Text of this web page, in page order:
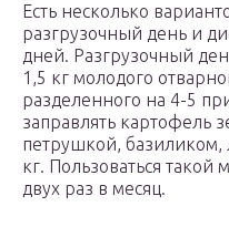
Есть несколько
разгрузочный день и
дней. Разгрузочный
1,5 кг молодого
разделенного на 4-5
заправлять картофель
петрушкой, базиликом,
кг. Пользоваться
двух раз в месяц.